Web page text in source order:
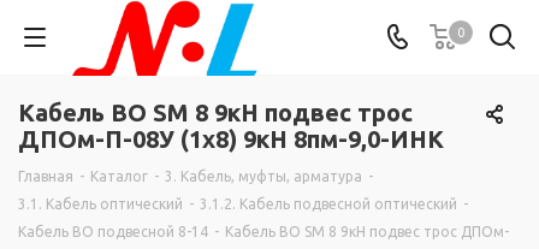
0
Кабель ВО SM 8 9кН подвес трос
ДПОм-П-08У (1х8) 9кН 8пм-9,0-ИНК
Главная - Каталог - 3. Кабель, муфты, арматура -
3.1. Кабель оптический - 3.1.2. Кабель подвесной оптический -
Кабель ВО подвесной 8-14 - Кабель ВО SM 8 9кН подвес трос ДПОм-